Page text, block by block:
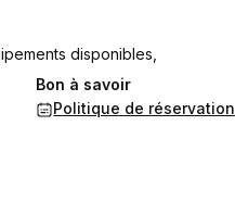
disponibles,
Bon à savoir
Politique de réservation